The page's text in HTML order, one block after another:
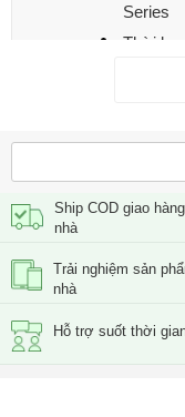
Series
Thời
Samsung
Ship COD giao
nhà
Trải nghiệm sản
nhà
Hỗ trợ suốt thời